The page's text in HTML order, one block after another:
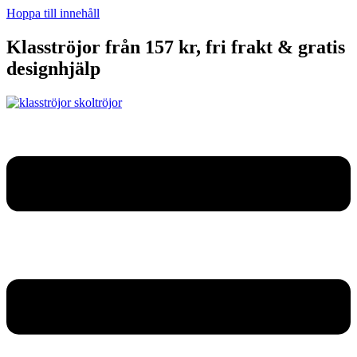
Hoppa till innehåll
Klasströjor från 157 kr, fri frakt & gratis
designhjälp